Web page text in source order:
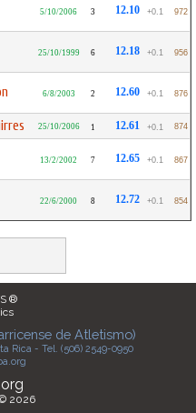
5/10/2006 3 12.10 +0.1 972
25/10/1999 6 12.18 +0.1 956
6/8/2003 2 12.60 +0.1 876
25/10/2006 1 12.61 +0.1 874
13/2/2002 7 12.65 +0.1 867
22/6/2000 8 12.72 +0.1 854
®
de Atletismo)
Rica - Tel. (506) 2549-0950
2026